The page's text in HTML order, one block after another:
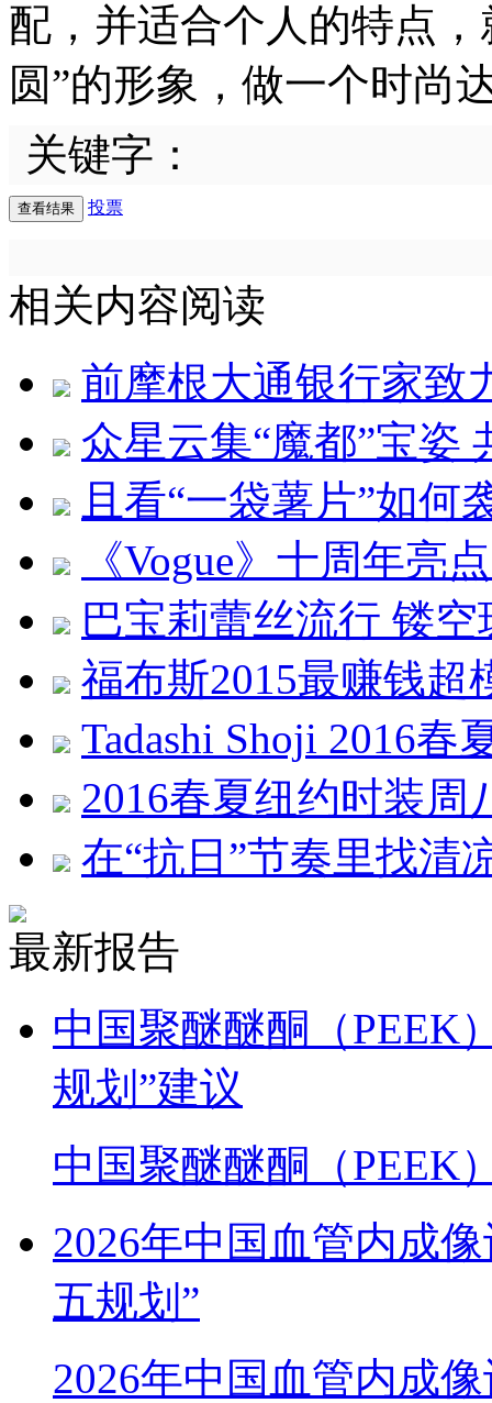
配，并适合个人的特点
圆”的形象，做一个时尚
关键字：
投票
相关内容阅读
前摩根大通银行家致
众星云集“魔都”宝姿
且看“一袋薯片”如何
《Vogue》十周年亮
巴宝莉蕾丝流行 镂
福布斯2015最赚钱超
Tadashi Shoji 2016
2016春夏纽约时装周
在“抗日”节奏里找清
最新报告
中国聚醚醚酮（PEEK
规划”建议
中国聚醚醚酮（PEEK
2026年中国血管内成
五规划”
2026年中国血管内成